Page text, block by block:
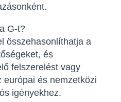
G-t?
összehasonlíthatja a
és
felszerelést vagy
és nemzetközi
igényekhez.